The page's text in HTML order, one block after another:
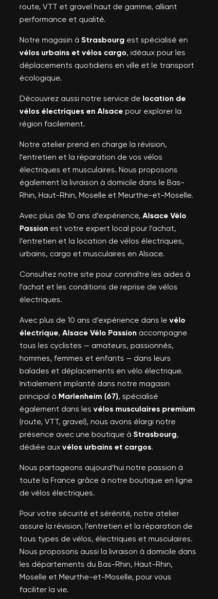
route, VTT et gravel haut de gamme, alliant
performance et qualité.
Notre magasin à Strasbourg est spécialisé en
vélos urbains et vélos cargo, idéaux pour les
déplacements quotidiens en ville et le transport
écologique.
Découvrez aussi notre service de location de
vélos électriques en Alsace pour explorer la
région facilement.
Notre atelier prend en charge la révision,
l’entretien et la réparation de vos vélos
électriques et musculaires. Nous proposons
également la livraison à domicile dans le Bas-
Rhin, Haut-Rhin, Moselle et Meurthe-et-Moselle.
Avec plus de 10 ans d’expérience, Alsace Vélo
Passion est votre expert local pour l’achat,
l’entretien et la location de vélos électriques,
urbains, cargo et musculaires en Alsace.
Consultez notre site pour connaître les aides à
l’achat et les conditions de reprise de vélos
électriques.
Avec plus de 10 ans d’expérience dans le vélo
électrique, Alsace Vélo Passion accompagne
tous les cyclistes — amateurs, passionnés,
hommes, femmes et enfants — dans leurs
balades et déplacements en vélo électrique.
Initialement implanté dans notre magasin
principal à Marlenheim (67), spécialisé
également dans les vélos musculaires premium
(route, VTT, gravel), nous avons élargi notre
présence avec une boutique à Strasbourg,
dédiée aux vélos urbains et cargos.
Nous partageons aujourd’hui notre passion à
toute la France grâce à notre boutique en ligne
de vélos électriques.
Pour votre sécurité et sérénité, notre atelier
assure la révision, l’entretien et la réparation de
tous types de vélos, électriques et musculaires.
Nous proposons aussi la livraison à domicile dans
les départements du Bas-Rhin, Haut-Rhin,
Moselle et Meurthe-et-Moselle, pour vous
faciliter la vie.